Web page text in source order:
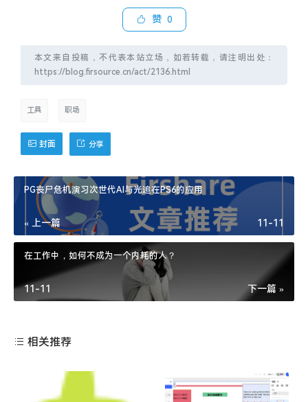
赞 0
本文来自投稿，不代表本站立场，如若转载，请注明出处：
https://blog.firsource.cn/act/2136.html
工具 职场
分享
封面
PG丧尸危机演习次世代AI与光追在PS6的应用
« 上一篇 11-11
在工作中，如何不成为一个内耗的人？
下一篇 »
11-11
相关推荐